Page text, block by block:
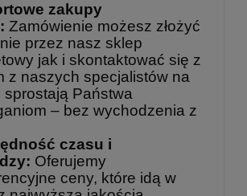
zakupy
Zamówienie możesz złożyć
przez nasz sklep
jak i skontaktować się z
z naszych specjalistów na
sprostają Państwa
– bez wychodzenia z
czasu i
Oferujemy
ceny, które idą w